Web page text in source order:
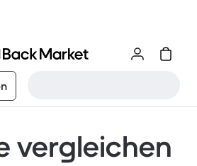
vergleichen